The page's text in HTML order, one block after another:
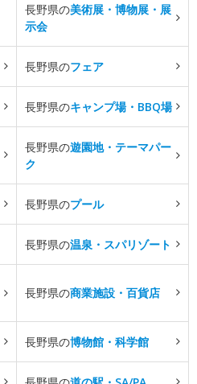
長野県の美術展・博物展・展
示会
長野県のフェア
長野県のキャンプ場・BBQ場
長野県の遊園地・テーマパー
ク
長野県のプール
長野県の温泉・スパリゾート
長野県の商業施設・百貨店
長野県の博物館・科学館